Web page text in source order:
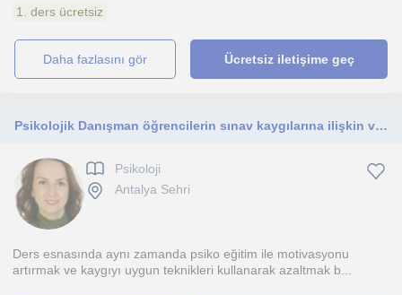
1. ders ücretsiz
daha fazlasını gör Ücretsiz iletişime geç
Psikolojik Danışman öğrencilerin sınav kaygılarına ilişkin ve motivasyonu artırıcı rehberlik dersleri
Psikoloji
Antalya Sehri
Ders esnasında aynı zamanda psiko eğitim ile motivasyonu
artırmak ve kaygıyı uygun teknikleri kullanarak azaltmak b...